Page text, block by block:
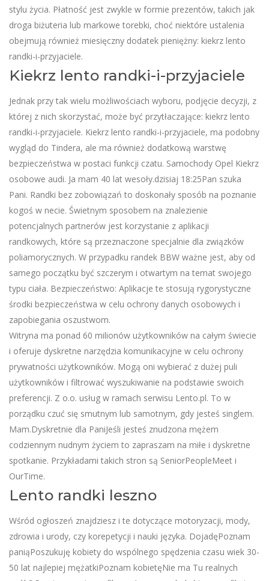
stylu życia. Płatność jest zwykle w formie prezentów, takich jak
droga biżuteria lub markowe torebki, choć niektóre ustalenia
obejmują również miesięczny dodatek pieniężny: kiekrz lento
randki-i-przyjaciele.
Kiekrz lento randki-i-przyjaciele
Jednak przy tak wielu możliwościach wyboru, podjęcie decyzji, z
której z nich skorzystać, może być przytłaczające: kiekrz lento
randki-i-przyjaciele. Kiekrz lento randki-i-przyjaciele, ma podobny
wygląd do Tindera, ale ma również dodatkową warstwę
bezpieczeństwa w postaci funkcji czatu. Samochody Opel Kiekrz
osobowe audi. Ja mam 40 lat wesoły.dzisiaj 18:25Pan szuka
Pani. Randki bez zobowiązań to doskonały sposób na poznanie
kogoś w necie. Świetnym sposobem na znalezienie
potencjalnych partnerów jest korzystanie z aplikacji
randkowych, które są przeznaczone specjalnie dla związków
poliamorycznych. W przypadku randek BBW ważne jest, aby od
samego początku być szczerym i otwartym na temat swojego
typu ciała. Bezpieczeństwo: Aplikacje te stosują rygorystyczne
środki bezpieczeństwa w celu ochrony danych osobowych i
zapobiegania oszustwom.
Witryna ma ponad 60 milionów użytkowników na całym świecie
i oferuje dyskretne narzędzia komunikacyjne w celu ochrony
prywatności użytkowników. Mogą oni wybierać z dużej puli
użytkowników i filtrować wyszukiwanie na podstawie swoich
preferencji. Z o.o. usług w ramach serwisu Lento.pl. To w
porządku czuć się smutnym lub samotnym, gdy jesteś singlem.
Mam.Dyskretnie dla PaniJeśli jesteś znudzona mężem
codziennym nudnym życiem to zapraszam na miłe i dyskretne
spotkanie. Przykładami takich stron są SeniorPeopleMeet i
OurTime.
Lento randki leszno
Wśród ogłoszeń znajdziesz i te dotyczące motoryzacji, mody,
zdrowia i urody, czy korepetycji i nauki języka. DojadęPoznam
paniąPoszukuję kobiety do wspólnego spędzenia czasu wiek 30-
50 lat najlepiej mężatkiPoznam kobietęNie ma Tu realnych